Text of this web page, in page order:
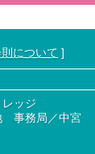
について ]
レッジ
事務局／中宮